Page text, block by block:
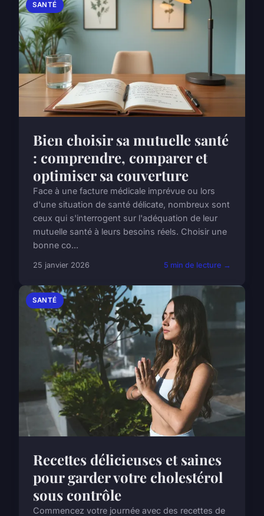
SANTÉ
Bien choisir sa mutuelle santé
: comprendre, comparer et
optimiser sa couverture
Face à une facture médicale imprévue ou lors
d'une situation de santé délicate, nombreux sont
ceux qui s'interrogent sur l'adéquation de leur
mutuelle santé à leurs besoins réels. Choisir une
bonne co...
25 janvier 2026 5 min de lecture →
SANTÉ
Recettes délicieuses et saines
pour garder votre cholestérol
sous contrôle
Commencez votre journée avec des recettes de